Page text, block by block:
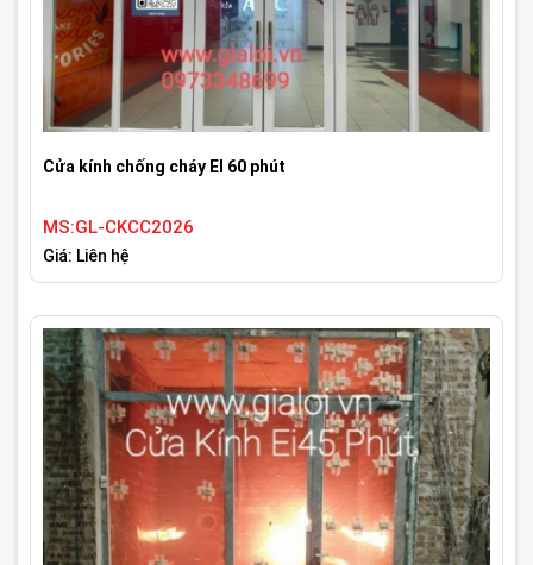
Cửa kính chống cháy EI 60 phút
MS:GL-CKCC2026
Giá: Liên hệ